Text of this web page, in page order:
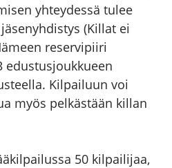
yhteydessä tulee
(Killat ei
reservipiiri
edustusjoukkueen
Kilpailuun voi
myös pelkästään killan
50 kilpailijaa,